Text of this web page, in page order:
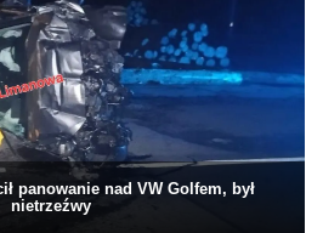
panowanie nad VW Golfem, był
nietrzeźwy